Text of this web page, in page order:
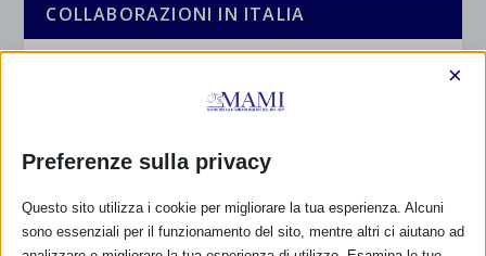
COLLABORAZIONI IN ITALIA
Preferenze sulla privacy
×
Questo sito utilizza i cookie per migliorare la tua esperienza. Alcuni
sono essenziali per il funzionamento del sito, mentre altri ci aiutano ad